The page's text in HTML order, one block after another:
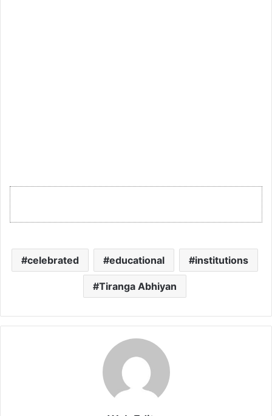
celebrated educational institutions
Tiranga Abhiyan